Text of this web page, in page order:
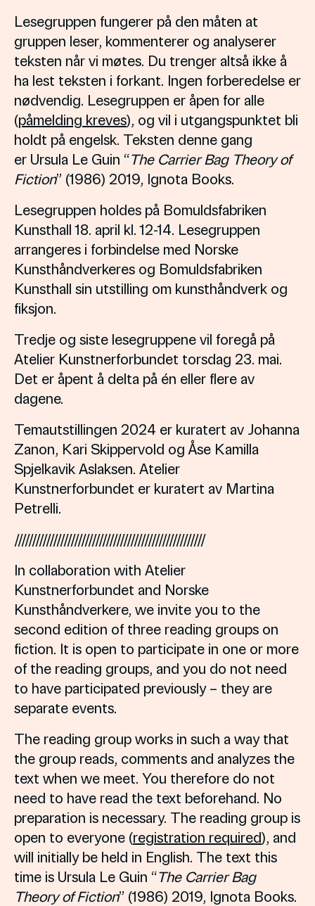
Lesegruppen fungerer på den måten at
gruppen leser, kommenterer og analyserer
teksten når vi møtes. Du trenger altså ikke å
ha lest teksten i forkant. Ingen forberedelse er
nødvendig. Lesegruppen er åpen for alle
(påmelding kreves), og vil i utgangspunktet bli
holdt på engelsk. Teksten denne gang
er Ursula Le Guin “The Carrier Bag Theory of
Fiction” (1986) 2019, Ignota Books.
Lesegruppen holdes på Bomuldsfabriken
Kunsthall 18. april kl. 12-14. Lesegruppen
arrangeres i forbindelse med Norske
Kunsthåndverkeres og Bomuldsfabriken
Kunsthall sin utstilling om kunsthåndverk og
fiksjon.
Tredje og siste lesegruppene vil foregå på
Atelier Kunstnerforbundet torsdag 23. mai.
Det er åpent å delta på én eller flere av
dagene.
Temautstillingen 2024 er kuratert av Johanna
Zanon, Kari Skippervold og Åse Kamilla
Spjelkavik Aslaksen. Atelier
Kunstnerforbundet er kuratert av Martina
Petrelli.
//////////////////////////////////////////////////////
In collaboration with Atelier
Kunstnerforbundet and Norske
Kunsthåndverkere, we invite you to the
second edition of three reading groups on
fiction. It is open to participate in one or more
of the reading groups, and you do not need
to have participated previously – they are
separate events.
The reading group works in such a way that
the group reads, comments and analyzes the
text when we meet. You therefore do not
need to have read the text beforehand. No
preparation is necessary. The reading group is
open to everyone (registration required), and
will initially be held in English. The text this
time is Ursula Le Guin “The Carrier Bag
Theory of Fiction” (1986) 2019, Ignota Books.